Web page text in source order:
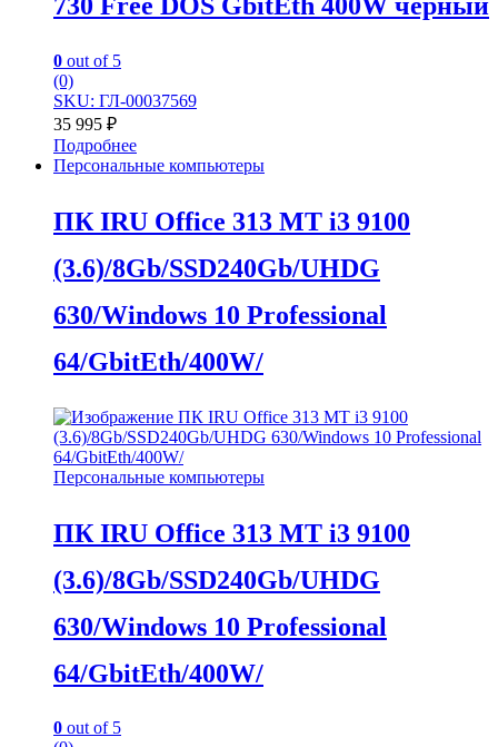
0 out of 5
(0)
SKU: ГЛ-00037569
35 995 ₽
Подробнее
Персональные компьютеры
ПК IRU Office 313 MT i3 9100
(3.6)/8Gb/SSD240Gb/UHDG
630/Windows 10 Professional
64/GbitEth/400W/
Персональные компьютеры
ПК IRU Office 313 MT i3 9100
(3.6)/8Gb/SSD240Gb/UHDG
630/Windows 10 Professional
64/GbitEth/400W/
0 out of 5